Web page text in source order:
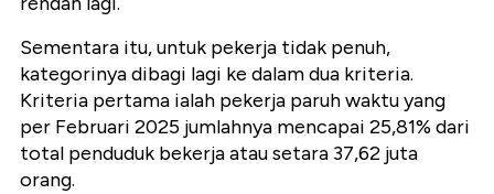
Sementara itu, untuk pekerja tidak penuh,
kategorinya dibagi lagi ke dalam dua kriteria.
Kriteria pertama ialah pekerja paruh waktu yang
per Februari 2025 jumlahnya mencapai 25,81% dari
total penduduk bekerja atau setara 37,62 juta
orang.